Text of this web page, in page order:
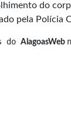
do
pela Polícia
do AlagoasWeb